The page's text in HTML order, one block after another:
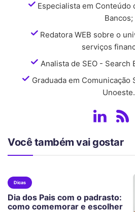
Especialista em Conteúdo
Bancos;
Redatora WEB sobre o
serviços
Analista de SEO - Search
Graduada em Comunicação
Unoeste.
Você também vai gostar
Dicas
Dia dos Pais com o padrasto:
como comemorar e escolher